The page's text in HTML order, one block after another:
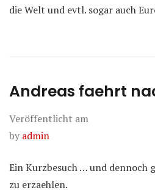
die Welt und evtl. sogar auch
Andreas faehrt
Veröffentlicht am
by admin
Ein Kurzbesuch … und dennoch
zu erzaehlen.